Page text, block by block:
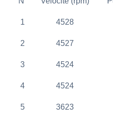
1 4528
2 4527
3 4524
4 4524
5 3623